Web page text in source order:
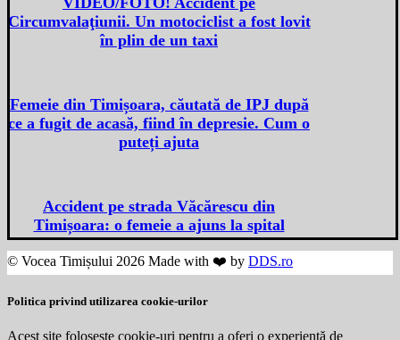
Circumvalaţiunii. Un motociclist a fost lovit
în plin de un taxi
Femeie din Timișoara, căutată de IPJ după
ce a fugit de acasă, fiind în depresie. Cum o
puteți ajuta
Accident pe strada Văcărescu din
Timișoara: o femeie a ajuns la spital
© Vocea Timișului 2026 Made with ❤️ by DDS.ro
Politica privind utilizarea cookie-urilor
Acest site folosește cookie-uri pentru a oferi o experiență de